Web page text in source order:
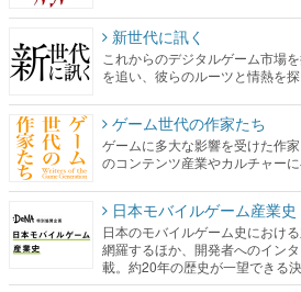
新世代に訊く
これからのデジタルゲーム市場
を追い、彼らのルーツと情熱を探
ゲーム世代の作家たち
ゲームに多大な影響を受けた作
のコンテンツ産業やカルチャー
日本モバイルゲーム産業史
日本のモバイルゲーム史におけ
網羅するほか、開発者へのイン
載。約20年の歴史が一望できる